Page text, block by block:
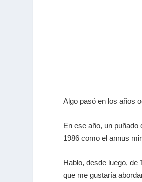
Algo pasó en los años
En ese año, un
1986 como el annus
Hablo, desde luego, de
que me gustaría